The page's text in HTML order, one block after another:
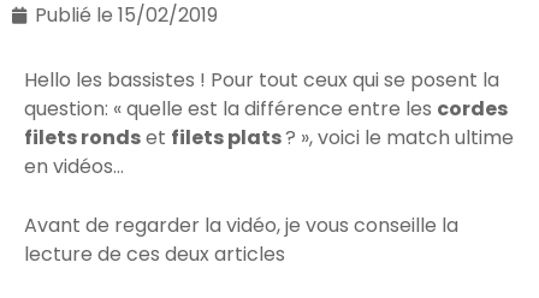
Publié le 15/02/2019
Hello les bassistes ! Pour tout ceux qui se posent la
question: « quelle est la différence entre les cordes
filets rondset filets plats? », voici le match ultime
en vidéos…
Avant de regarder la vidéo, je vous conseille la
lecture de ces deux articles